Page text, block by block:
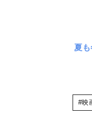
夏
#映